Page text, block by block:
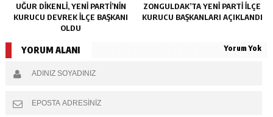
UĞUR DİKENLİ, YENİ PARTİ’NİN
KURUCU DEVREK İLÇE BAŞKANI
OLDU
ZONGULDAK’TA YENI PARTI İLÇE
KURUCU BAŞKANLARI AÇIKLANDI
YORUM ALANI Yorum Yok